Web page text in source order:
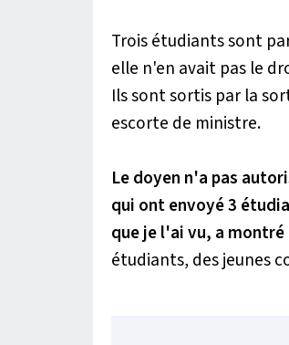
Trois étudiants sont
elle n'en avait pas le
Ils sont sortis par la
escorte de ministre.
Le doyen n'a pas
qui ont envoyé 3
que je l'ai vu, a
étudiants, des jeunes